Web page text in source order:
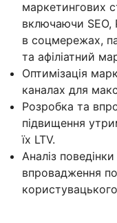
маркетингових
включаючи SEO,
в соцмережах,
та афіліатний
Оптимізація
каналах для
Розробка та
підвищення
їх LTV.
Аналіз
впровадження